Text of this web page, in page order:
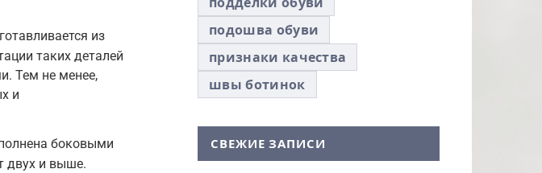
из
таких деталей
Тем не менее,
и
боковыми
двух и выше.
подошва обуви
признаки качества
швы ботинок
СВЕЖИЕ ЗАПИСИ